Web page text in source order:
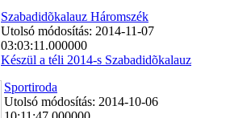
Szabadidõkalauz Háromszék
Utolsó módosítás: 2014-11-07
03:03:11.000000
Készül a téli 2014-s Szabadidõkalauz
Sportiroda
Utolsó módosítás: 2014-10-06